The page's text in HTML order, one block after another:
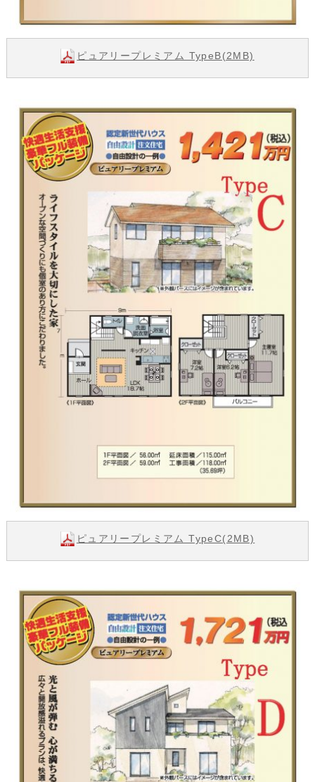
ピュアリープレミアム TypeB(2MB)
ピュアリープレミアム TypeC(2MB)